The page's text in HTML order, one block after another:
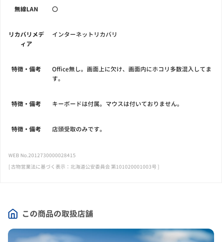
この商品の取扱店舗
無線LAN 〇
リカバリメデ
ィア
インターネットリカバリ
特徴・備考
Office無し。画面上に欠け、画面内にホコリ多数混入してま
す。
特徴・備考 キーボードは付属。マウスは付いておりません。
特徴・備考 店頭受取のみです。
WEB No.2012730000028415
[ 古物営業法に基づく表示：北海道公安委員会 第101020001003号 ]